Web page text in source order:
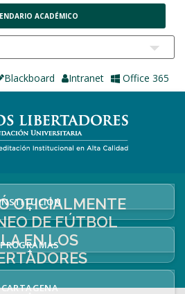
ACADÉMICO
Blackboard Intranet Office 365
+
PROGRAMAS
+
CARTAGENA
OFICIALMENTE
DE FÚTBOL
EN LOS